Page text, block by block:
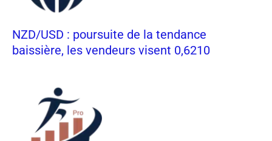
NZD/USD : poursuite de la tendance
baissière, les vendeurs visent 0,6210